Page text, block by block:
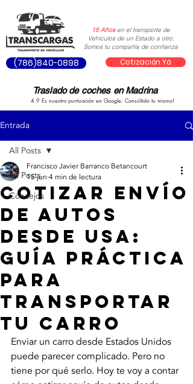
15 Añosen el transporte de
Vehículos de un Estado a otro.
Somos tu compañía de confianza
(786)840-0898 Cotización Yá
Traslado de coches en Madrina
4.9 Es nuestra puntuación en Google. Consúltalo tu mismo!
Entrada
All Posts
Concejos
All Posts
Cotizar envío
de autos
desde USA:
guía práctica
para
transportar
tu carro
Francisco Javier Barranco Betancourt
15 jun 4 min de lectura
Enviar un carro desde Estados Unidos
puede parecer complicado. Pero no
tiene por qué serlo. Hoy te voy a contar